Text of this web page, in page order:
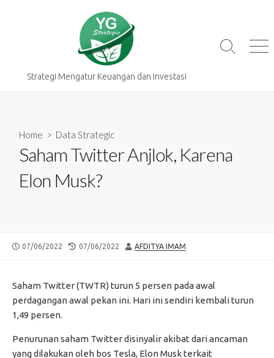
Strategi Mengatur Keuangan dan Investasi
Search
Home > Data Strategic
Saham Twitter Anjlok, Karena
Elon Musk?
PUBLISHED
07/06/2022
LAST
07/06/2022 AUTHOR
AFDITYA IMAM
Saham Twitter (TWTR) turun 5 persen pada awal
perdagangan awal pekan ini. Hari ini sendiri kembali turun
1,49 persen.
Penurunan saham Twitter disinyalir akibat dari ancaman
yang dilakukan oleh bos Tesla, Elon Musk terkait